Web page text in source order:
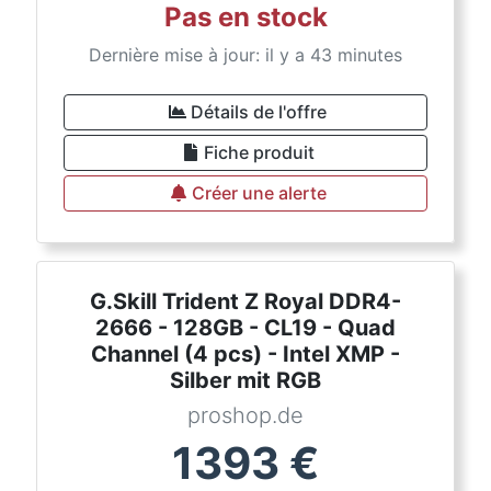
Pas en stock
Dernière mise à jour: il y a 43 minutes
Détails de l'offre
Fiche produit
Créer une alerte
G.Skill Trident Z Royal DDR4-
2666 - 128GB - CL19 - Quad
Channel (4 pcs) - Intel XMP -
Silber mit RGB
proshop.de
1393 €